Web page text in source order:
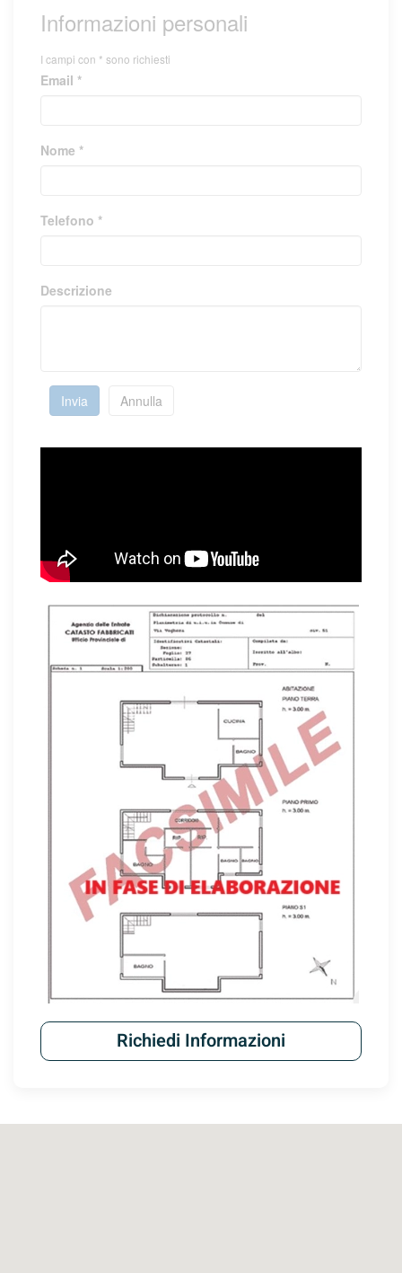
Informazioni personali
I campi con * sono richiesti
Email *
Nome *
Telefono *
Descrizione
Invia Annulla
Mostra
Richiedi Informazioni